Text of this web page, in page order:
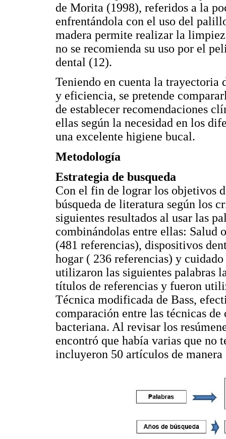
de Morita (1998), referidos a la
enfrentándola con el uso del
madera permite realizar la
no se recomienda su uso por el
dental (12).
Teniendo en cuenta la trayectoria
y eficiencia, se pretende
de establecer recomendaciones
ellas según la necesidad en los
una excelente higiene bucal.
Metodología
Estrategia de busqueda
Con el fin de lograr los objetivos
búsqueda de literatura según los
siguientes resultados al usar las
combinándolas entre ellas: Salud
(481 referencias), dispositivos
hogar ( 236 referencias) y
utilizaron las siguientes palabras
títulos de referencias y fueron
Técnica modificada de Bass,
comparación entre las técnicas
bacteriana. Al revisar los
encontró que había varias que no
incluyeron 50 artículos de